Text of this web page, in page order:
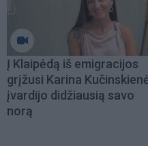
Į Klaipėdą iš emigracijos
grįžusi Karina
įvardijo didžiausią savo
norą